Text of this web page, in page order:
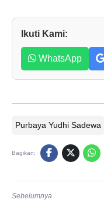
Ikuti Kami:
WhatsApp
Purbaya Yudhi Sadewa
Bagikan:
Sebelumnya